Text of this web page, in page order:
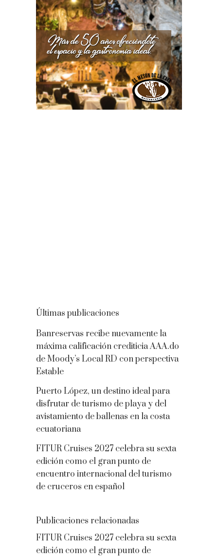
Últimas publicaciones
Banreservas recibe nuevamente la
máxima calificación crediticia AAA.do
de Moody’s Local RD con perspectiva
Estable
Puerto López, un destino ideal para
disfrutar de turismo de playa y del
avistamiento de ballenas en la costa
ecuatoriana
FITUR Cruises 2027 celebra su sexta
edición como el gran punto de
encuentro internacional del turismo
de cruceros en español
Publicaciones relacionadas
FITUR Cruises 2027 celebra su sexta
edición como el gran punto de